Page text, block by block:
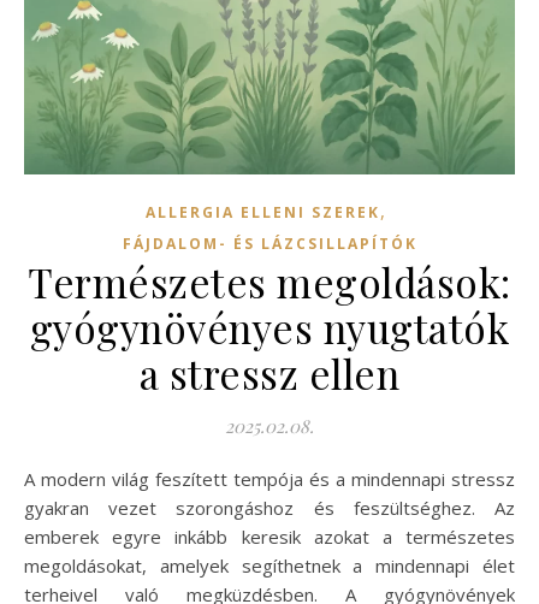
ALLERGIA ELLENI SZEREK,
FÁJDALOM- ÉS LÁZCSILLAPÍTÓK
Természetes megoldások:
gyógynövényes nyugtatók
a stressz ellen
2025.02.08.
A modern világ feszített tempója és a mindennapi stressz
gyakran vezet szorongáshoz és feszültséghez. Az
emberek egyre inkább keresik azokat a természetes
megoldásokat, amelyek segíthetnek a mindennapi élet
terheivel való megküzdésben. A gyógynövények